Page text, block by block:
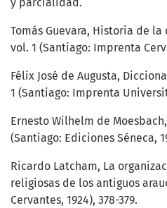
y parcialidad.
Tomás Guevara, Historia de
vol. 1 (Santiago: Imprenta
Félix José de Augusta,
1 (Santiago: Imprenta
Ernesto Wilhelm de
(Santiago: Ediciones Séneca,
Ricardo Latcham, La
religiosas de los antiguos
Cervantes, 1924), 378-379.